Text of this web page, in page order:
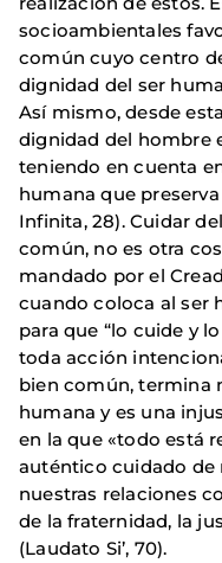
socioambientales
común cuyo centro
dignidad del ser
Así mismo, desde
dignidad del hombre
teniendo en cuenta
humana que
Infinita, 28). Cuidar
común, no es otra
mandado por el
cuando coloca al ser
para que “lo cuide y
toda acción
bien común, termina
humana y es una
en la que «todo está
auténtico cuidado de
nuestras relaciones
de la fraternidad, la
(Laudato Si’, 70).